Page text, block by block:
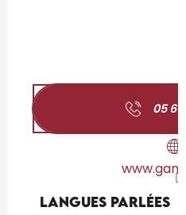
05 65
Langues parlées
Langues parlées